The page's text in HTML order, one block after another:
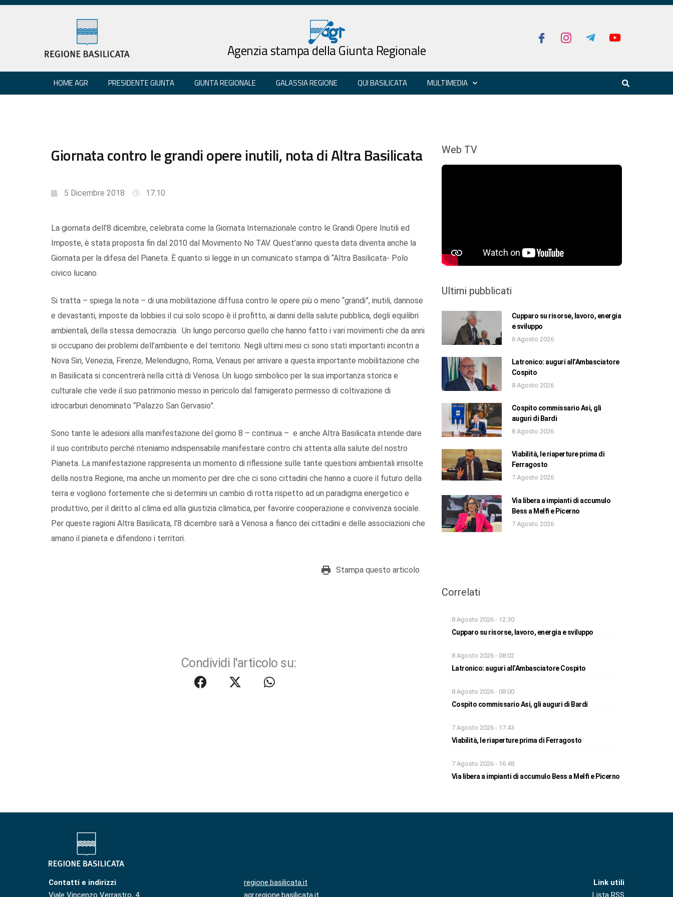
Agenzia stampa della Giunta Regionale
HOME AGR PRESIDENTE GIUNTA GIUNTA REGIONALE GALASSIA REGIONE QUI BASILICATA MULTIMEDIA
Giornata contro le grandi opere inutili, nota di Altra Basilicata
5 Dicembre 2018 17:10
La giornata dell’8 dicembre, celebrata come la Giornata Internazionale contro le Grandi Opere Inutili ed
Imposte, è stata proposta fin dal 2010 dal Movimento No TAV. Quest’anno questa data diventa anche la
Giornata per la difesa del Pianeta. È quanto si legge in un comunicato stampa di “Altra Basilicata- Polo
civico lucano.
Si tratta – spiega la nota – di una mobilitazione diffusa contro le opere più o meno “grandi”, inutili, dannose
e devastanti, imposte da lobbies il cui solo scopo è il profitto, ai danni della salute pubblica, degli equilibri
ambientali, della stessa democrazia. Un lungo percorso quello che hanno fatto i vari movimenti che da anni
si occupano dei problemi dell’ambiente e del territorio. Negli ultimi mesi ci sono stati importanti incontri a
Nova Siri, Venezia, Firenze, Melendugno, Roma, Venaus per arrivare a questa importante mobilitazione che
in Basilicata si concentrerà nella città di Venosa. Un luogo simbolico per la sua importanza storica e
culturale che vede il suo patrimonio messo in pericolo dal famigerato permesso di coltivazione di
idrocarburi denominato “Palazzo San Gervasio”.
Sono tante le adesioni alla manifestazione del giorno 8 – continua – e anche Altra Basilicata intende dare
il suo contributo perché riteniamo indispensabile manifestare contro chi attenta alla salute del nostro
Pianeta. La manifestazione rappresenta un momento di riflessione sulle tante questioni ambientali irrisolte
della nostra Regione, ma anche un momento per dire che ci sono cittadini che hanno a cuore il futuro della
terra e vogliono fortemente che si determini un cambio di rotta rispetto ad un paradigma energetico e
produttivo, per il diritto al clima ed alla giustizia climatica, per favorire cooperazione e convivenza sociale.
Per queste ragioni Altra Basilicata, l’8 dicembre sarà a Venosa a fianco dei cittadini e delle associazioni che
amano il pianeta e difendono i territori.
Stampa questo articolo
Condividi l'articolo su:
Web TV
Ultimi pubblicati
Cupparo su risorse, lavoro, energia
e sviluppo
8 Agosto 2026
Latronico: auguri all’Ambasciatore
Cospito
8 Agosto 2026
Cospito commissario Asi, gli
auguri di Bardi
8 Agosto 2026
Viabilità, le riaperture prima di
Ferragosto
7 Agosto 2026
Via libera a impianti di accumulo
Bess a Melfi e Picerno
7 Agosto 2026
Correlati
8 Agosto 2026 - 12:30
Cupparo su risorse, lavoro, energia e sviluppo
8 Agosto 2026 - 08:02
Latronico: auguri all’Ambasciatore Cospito
8 Agosto 2026 - 08:00
Cospito commissario Asi, gli auguri di Bardi
7 Agosto 2026 - 17:43
Viabilità, le riaperture prima di Ferragosto
7 Agosto 2026 - 16:48
Via libera a impianti di accumulo Bess a Melfi e Picerno
Contatti e indirizzi
Viale Vincenzo Verrastro, 4
regione.basilicata.it
agr.regione.basilicata.it
Link utili
Lista RSS